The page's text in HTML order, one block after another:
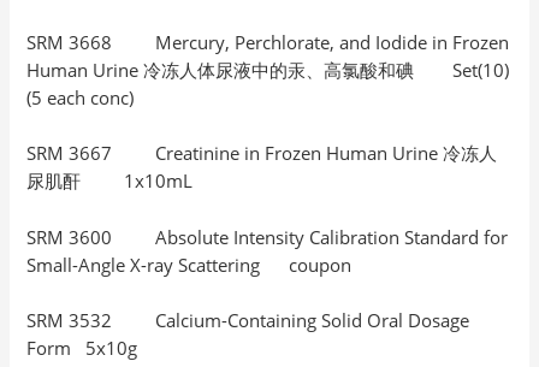
SRM 3668 Mercury, Perchlorate, and Iodide in Frozen
Human Urine 冷冻人体尿液中的汞、高氯酸和碘 Set(10)
(5 each conc)
SRM 3667 Creatinine in Frozen Human Urine 冷冻人
尿肌酐 1x10mL
SRM 3600 Absolute Intensity Calibration Standard for
Small-Angle X-ray Scattering coupon
SRM 3532 Calcium-Containing Solid Oral Dosage
Form 5x10g